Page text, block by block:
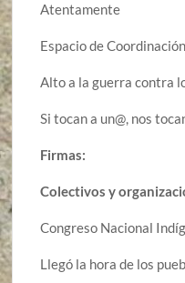
Atentamente
Espacio de
Alto a la guerra contra
Si tocan a un@, nos
Firmas:
Colectivos y
Congreso Nacional
Llegó la hora de los